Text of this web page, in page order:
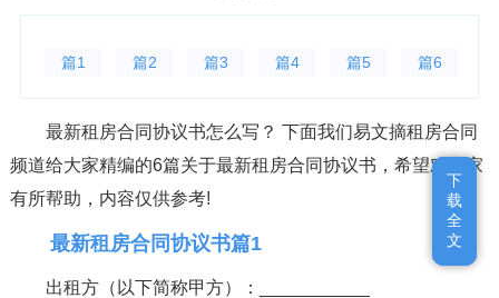
篇1 篇2 篇3 篇4 篇5 篇6
最新租房合同协议书怎么写？ 下面我们易文摘租房合同
频道给大家精编的6篇关于最新租房合同协议书，希望对大家
有所帮助，内容仅供参考!
最新租房合同协议书篇1
出租方（以下简称甲方）：___________
下
载
全
文
下
载
全
文